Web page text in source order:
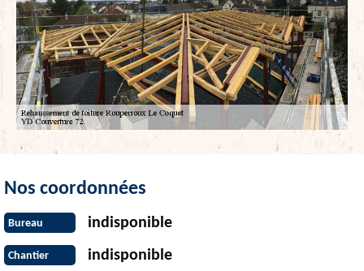
Nos coordonnées
Bureau indisponible
Chantier indisponible